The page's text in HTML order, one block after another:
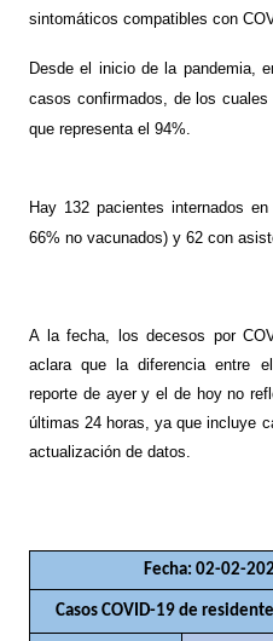
sintomáticos compatibles con
Desde el inicio de la pandemia,
casos confirmados, de los
que representa el 94%.
Hay 132 pacientes internados
66% no vacunados) y 62 con
A la fecha, los decesos por
aclara que la diferencia entre
reporte de ayer y el de hoy no
últimas 24 horas, ya que incluye
actualización de datos.
Fecha: 02-02-
Casos COVID-19 de